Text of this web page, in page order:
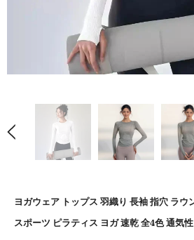
ヨガウェア トップス 羽織り 長袖 指穴 ラウ
スポーツ ピラティス ヨガ 速乾 全4色 通気